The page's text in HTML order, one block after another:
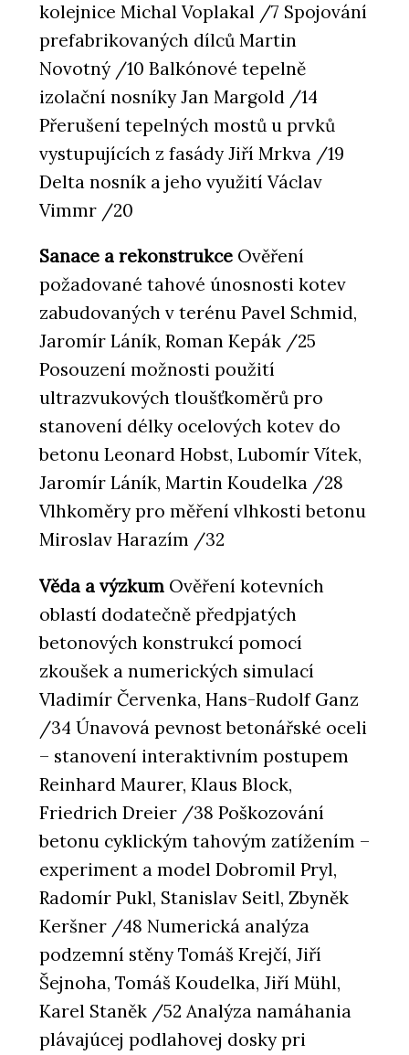
kolejnice Michal Voplakal /7 Spojování
prefabrikovaných dílců Martin
Novotný /10 Balkónové tepelně
izolační nosníky Jan Margold /14
Přerušení tepelných mostů u prvků
vystupujících z fasády Jiří Mrkva /19
Delta nosník a jeho využití Václav
Vimmr /20
Sanace a rekonstrukce Ověření
požadované tahové únosnosti kotev
zabudovaných v terénu Pavel Schmid,
Jaromír Láník, Roman Kepák /25
Posouzení možnosti použití
ultrazvukových tloušťkoměrů pro
stanovení délky ocelových kotev do
betonu Leonard Hobst, Lubomír Vítek,
Jaromír Láník, Martin Koudelka /28
Vlhkoměry pro měření vlhkosti betonu
Miroslav Harazím /32
Věda a výzkum Ověření kotevních
oblastí dodatečně předpjatých
betonových konstrukcí pomocí
zkoušek a numerických simulací
Vladimír Červenka, Hans-Rudolf Ganz
/34 Únavová pevnost betonářské oceli
– stanovení interaktivním postupem
Reinhard Maurer, Klaus Block,
Friedrich Dreier /38 Poškozování
betonu cyklickým tahovým zatížením –
experiment a model Dobromil Pryl,
Radomír Pukl, Stanislav Seitl, Zbyněk
Keršner /48 Numerická analýza
podzemní stěny Tomáš Krejčí, Jiří
Šejnoha, Tomáš Koudelka, Jiří Mühl,
Karel Staněk /52 Analýza namáhania
plávajúcej podlahovej dosky pri